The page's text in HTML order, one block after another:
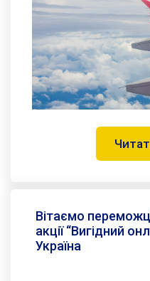
Вітаємо
акції “Вигідний
Україна